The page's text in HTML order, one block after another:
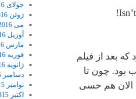
بعد از فیلم
بود. چون تا
الان هم حسی
جولای 2016
ژوئن 2016
می 2016
آوریل 2016
مارس 2016
فوریه 2016
ژانویه 2016
دسامبر 2015
نوامبر 2015
اکتبر 2015